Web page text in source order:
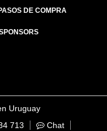
DE COMPRA
Uruguay
713 Chat